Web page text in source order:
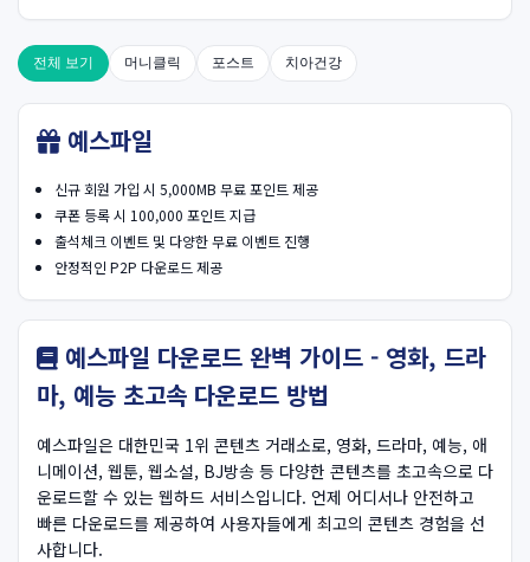
한 신뢰성 있는 정보를 제공하는 온라인 자료실입니다.
전체 보기 머니클릭 포스트 치아건강
예스파일
신규 회원 가입 시 5,000MB 무료 포인트 제공
쿠폰 등록 시 100,000 포인트 지급
출석체크 이벤트 및 다양한 무료 이벤트 진행
안정적인 P2P 다운로드 제공
예스파일 다운로드 완벽 가이드 - 영화, 드라
마, 예능 초고속 다운로드 방법
예스파일은 대한민국 1위 콘텐츠 거래소로, 영화, 드라마, 예능, 애
니메이션, 웹툰, 웹소설, BJ방송 등 다양한 콘텐츠를 초고속으로 다
운로드할 수 있는 웹하드 서비스입니다. 언제 어디서나 안전하고
빠른 다운로드를 제공하여 사용자들에게 최고의 콘텐츠 경험을 선
사합니다.